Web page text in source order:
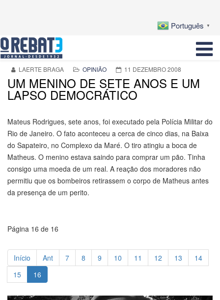
Português ▼
LAERTE BRAGA OPINIÃO 11 DEZEMBRO 2008
UM MENINO DE SETE ANOS E UM
LAPSO DEMOCRÁTICO
Mateus Rodrigues, sete anos, foi executado pela Polícia Militar do
Rio de Janeiro. O fato aconteceu a cerca de cinco dias, na Baixa
do Sapateiro, no Complexo da Maré. O tiro atingiu a boca de
Matheus. O menino estava saindo para comprar um pão. Tinha
consigo uma moeda de um real. A reação dos moradores não
permitiu que os bombeiros retirassem o corpo de Matheus antes
da presença de um perito.
Página 16 de 16
Início Ant 7 8 9 10 11 12 13
14
15
16